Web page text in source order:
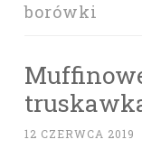
borówki
12 CZERWCA 2019